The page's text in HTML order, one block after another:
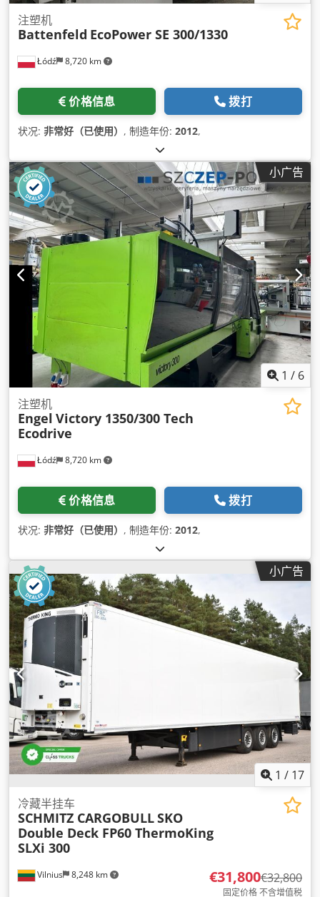
Łódź 8,720 km
注塑机
Battenfeld EcoPower SE 300/1330
价格信息 拨打
状况: 非常好（已使用） , 制造年份: 2012,
小广告
1 / 6
Łódź 8,720 km
注塑机
Engel Victory 1350/300 Tech
Ecodrive
价格信息 拨打
状况: 非常好（已使用） , 制造年份: 2012,
小广告
1 / 17
Vilnius 8,248 km
冷藏半挂车
SCHMITZ CARGOBULLSKO
Double Deck FP60 ThermoKing
SLXi 300
€31,800€32,800
固定价格 不含增值税